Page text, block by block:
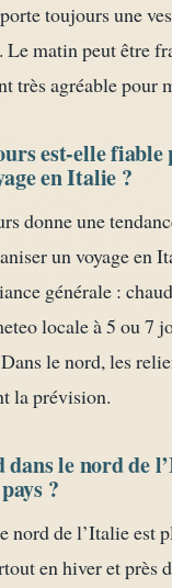
toujours une
Le matin peut être
très agréable pour
est-elle fiable
en Italie ?
donne une
un voyage en
générale :
locale à 5 ou 7
le nord, les
la prévision.
le nord de
?
nord de l’Italie est
en hiver et près